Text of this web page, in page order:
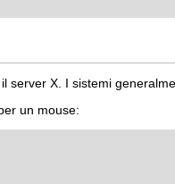
server X. I sistemi
un mouse: